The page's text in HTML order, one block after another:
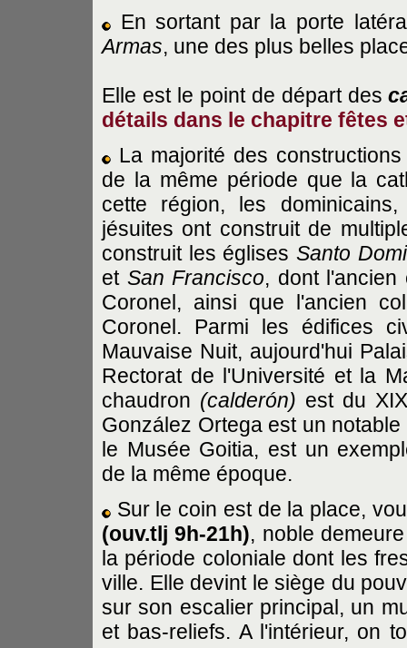
En sortant par la porte
Armas, une des plus belles
Elle est le point de départ des
détails dans le chapitre fêtes
La majorité des
de la même période que la
cette région, les
jésuites ont construit de
construit les églises Santo
et San Francisco, dont
Coronel, ainsi que l'ancien
Coronel. Parmi les édifices
Mauvaise Nuit, aujourd'hui
Rectorat de l'Université et la
chaudron (calderón) est du
González Ortega est un
le Musée Goitia, est un
de la même époque.
Sur le coin est de la place,
(ouv.tlj 9h-21h), noble
la période coloniale dont les
ville. Elle devint le siège du
sur son escalier principal, un
et bas-reliefs. A l'intérieur, on